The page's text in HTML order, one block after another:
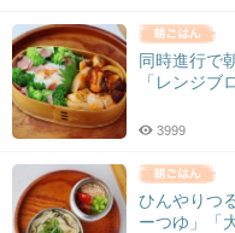
同時進行で
「レンジブ
3999
ひんやりつ
ーつゆ」「